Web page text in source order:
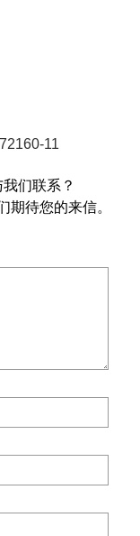
11
们联系？
期待您的来信。